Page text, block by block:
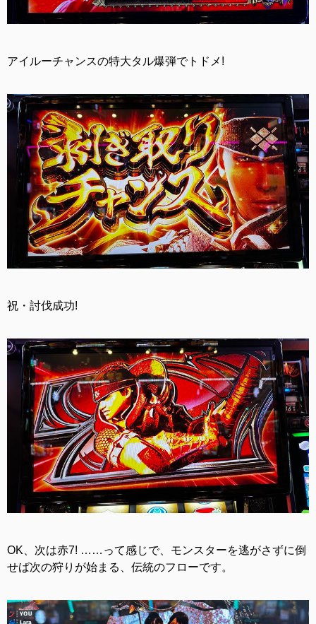
アイルーチャンスの特大タル爆弾でトドメ!
祝・討伐成功!
OK、次は赤7! ……って感じで、モンスターを逃がさずに倒
せば次の狩りが始まる、伝統のフローです。